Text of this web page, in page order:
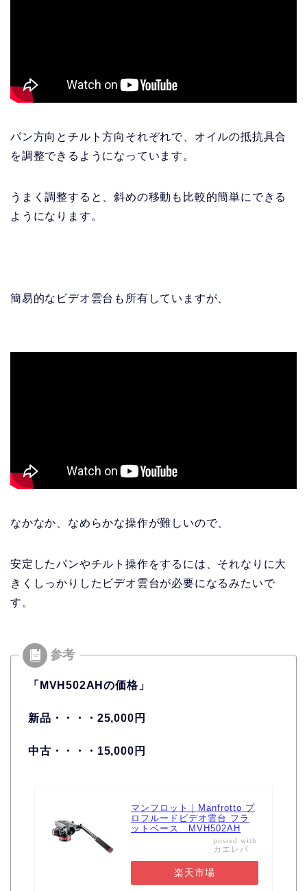
パン方向とチルト方向それぞれで、オイルの抵抗具合
を調整できるようになっています。
うまく調整すると、斜めの移動も比較的簡単にできる
ようになります。
簡易的なビデオ雲台も所有していますが、
なかなか、なめらかな操作が難しいので、
安定したパンやチルト操作をするには、それなりに大
きくしっかりしたビデオ雲台が必要になるみたいで
す。
「MVH502AHの価格」
新品・・・・25,000円
中古・・・・15,000円
マンフロット｜Manfrotto プ
ロフルードビデオ雲台 フラ
ットベース MVH502AH
posted with
カエレバ
楽天市場